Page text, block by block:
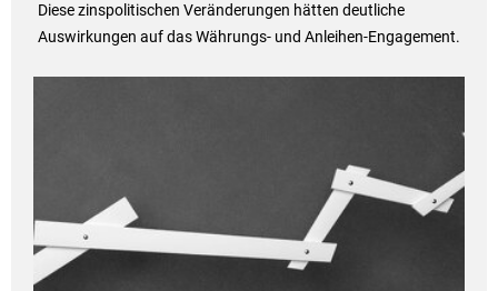
Diese zinspolitischen Veränderungen hätten deutliche
Auswirkungen auf das Währungs- und Anleihen-Engagement.